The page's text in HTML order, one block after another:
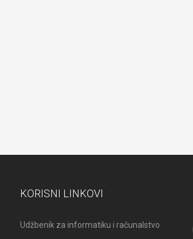
KORISNI LINKOVI
Udžbenik za informatiku i računalstvo